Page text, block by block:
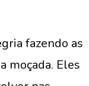
fazendo as
moçada. Eles